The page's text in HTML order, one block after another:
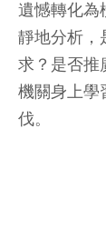
遺憾轉化為
靜地分析，
求？是否推
機關身上學
伐。